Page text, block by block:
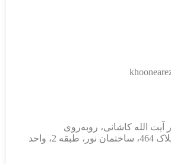
آیت الله کاشانی، روبه‌روی
فرهنگسرای نور، پلاک 464، ساختمان نور، طبقه 2، واحد